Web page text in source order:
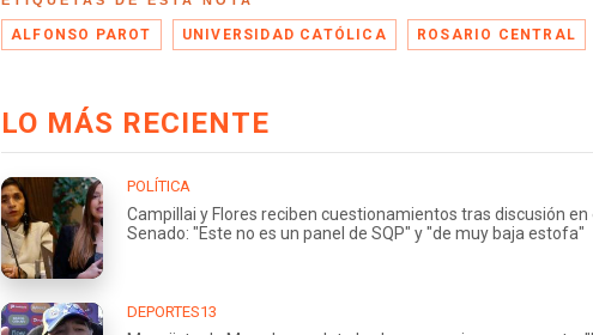
ALFONSO PAROT UNIVERSIDAD CATÓLICA ROSARIO CENTRAL
LO MÁS RECIENTE
POLÍTICA
Campillai y Flores reciben cuestionamientos tras discusión en
Senado: "Este no es un panel de SQP" y "de muy baja estofa"
DEPORTES13